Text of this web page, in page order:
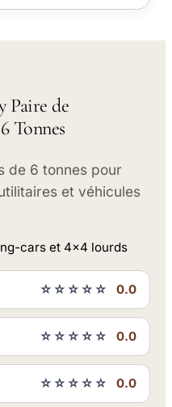
Paire de
Tonnes
de 6 tonnes pour
et véhicules
cars et 4x4 lourds
☆☆☆☆☆ 0.0
☆☆☆☆☆ 0.0
☆☆☆☆☆ 0.0